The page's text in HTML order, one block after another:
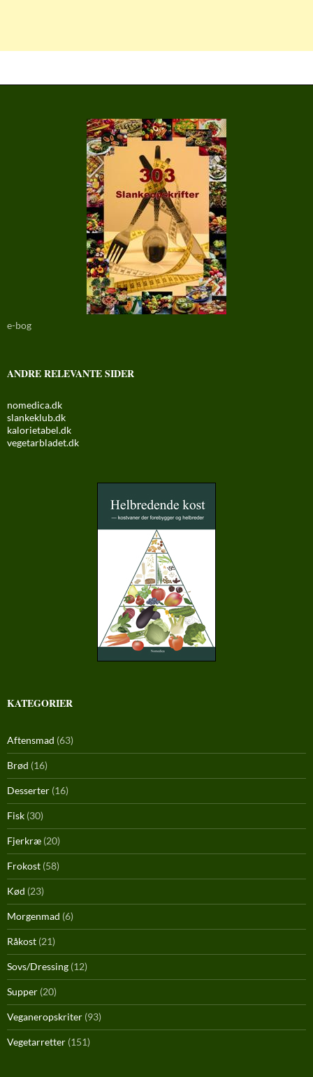
e-bog
ANDRE RELEVANTE SIDER
nomedica.dk
slankeklub.dk
kalorietabel.dk
vegetarbladet.dk
KATEGORIER
Aftensmad (63)
Brød (16)
Desserter (16)
Fisk (30)
Fjerkræ (20)
Frokost (58)
Kød (23)
Morgenmad (6)
Råkost (21)
Sovs/Dressing (12)
Supper (20)
Veganeropskriter (93)
Vegetarretter (151)